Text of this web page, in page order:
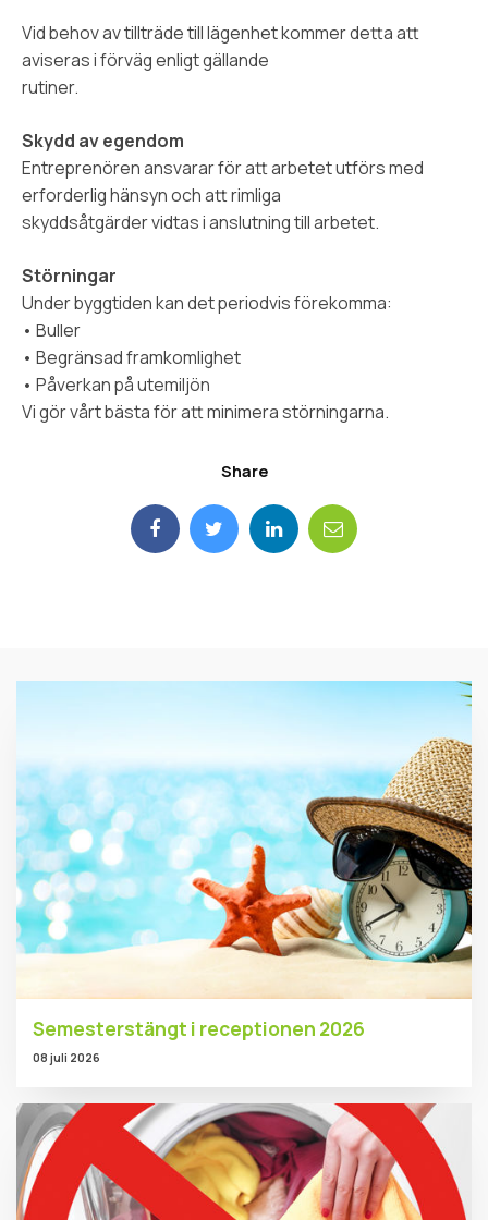
Vid behov av tillträde till lägenhet kommer detta att
aviseras i förväg enligt gällande
rutiner.
Skydd av egendom
Entreprenören ansvarar för att arbetet utförs med
erforderlig hänsyn och att rimliga
skyddsåtgärder vidtas i anslutning till arbetet.
Störningar
Under byggtiden kan det periodvis förekomma:
• Buller
• Begränsad framkomlighet
• Påverkan på utemiljön
Vi gör vårt bästa för att minimera störningarna.
Share
Semesterstängt i receptionen 2026
08 juli 2026